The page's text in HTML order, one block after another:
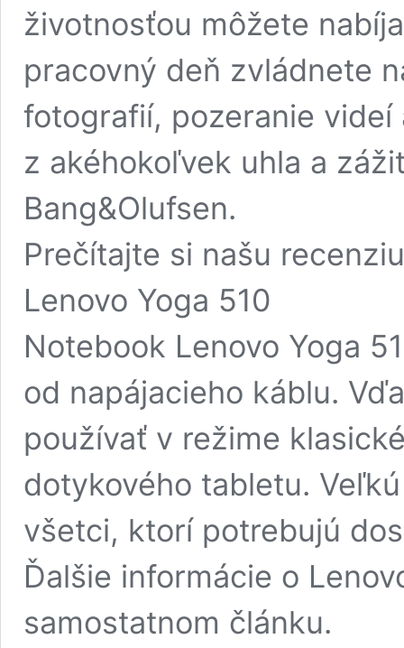
životnosťou môžete
pracovný deň zvládnete
fotografií, pozeranie
z akéhokoľvek uhla a
Bang&Olufsen.
Prečítajte si našu
Lenovo Yoga 510
Notebook Lenovo Yoga
od napájacieho káblu.
používať v režime
dotykového tabletu.
všetci, ktorí potrebujú
Ďalšie informácie o
samostatnom článku.